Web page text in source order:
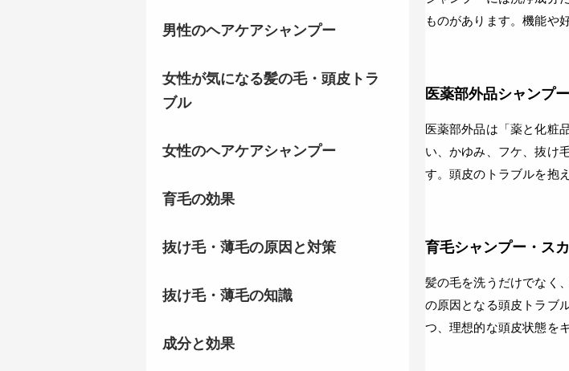
ものがあります。機能や
医薬部外品シャンプー
医薬部外品は「薬と化粧
い、かゆみ、フケ、抜け
す。頭皮のトラブルを抱
育毛シャンプー・ス
髪の毛を洗うだけでなく
の原因となる頭皮トラブ
つ、理想的な頭皮状態を
男性のヘアケアシャンプー
女性が気になる髪の毛・頭皮トラ
ブル
女性のヘアケアシャンプー
育毛の効果
抜け毛・薄毛の原因と対策
抜け毛・薄毛の知識
成分と効果